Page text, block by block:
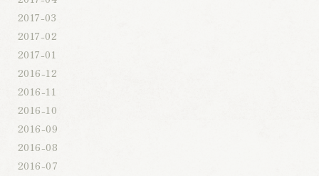
2017-03
2017-02
2017-01
2016-12
2016-11
2016-10
2016-09
2016-08
2016-07